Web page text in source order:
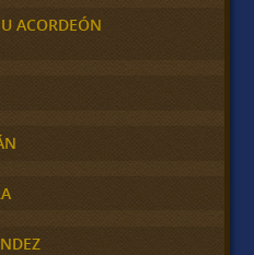
ACORDEÓN